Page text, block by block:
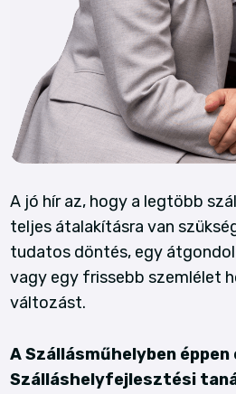
A jó hír az, hogy a legtöbb
teljes átalakításra van
tudatos döntés, egy
vagy egy frissebb szemlélet
változást.
A Szállásműhelyben
Szálláshelyfejlesztési